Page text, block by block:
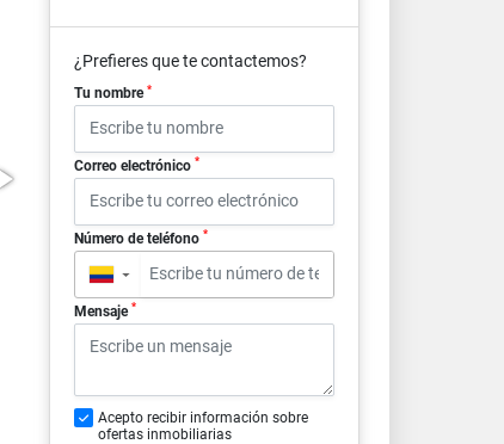
¿Prefieres que te contactemos?
Tu nombre *
Correo electrónico *
Número de teléfono *
▼
Mensaje *
Acepto recibir información sobre
ofertas inmobiliarias